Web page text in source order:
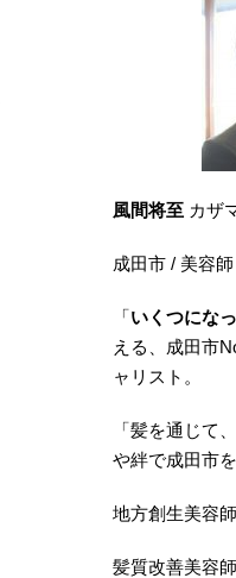
風間将至 カザ
成田市 / 美容
「いくつにな
える、成田市
ャリスト。
「髪を通じて
や絆で成田市
地方創生美容師
髪質改善美容師